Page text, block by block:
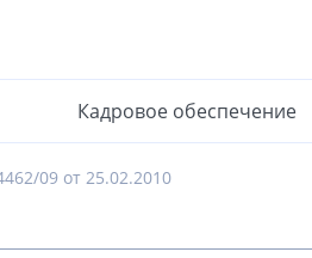
Кадровое обеспечение
09 от 25.02.2010